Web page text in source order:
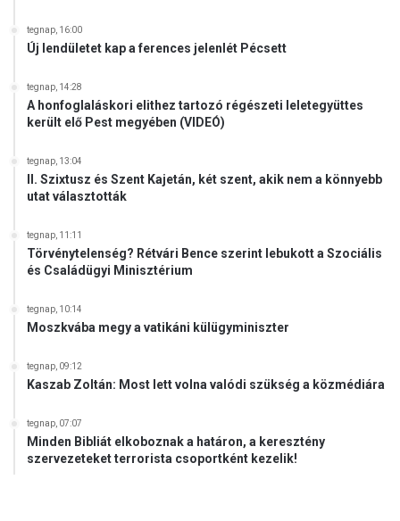
tegnap, 16:00
Új lendületet kap a ferences jelenlét Pécsett
tegnap, 14:28
A honfoglaláskori elithez tartozó régészeti leletegyüttes
került elő Pest megyében (VIDEÓ)
tegnap, 13:04
II. Szixtusz és Szent Kajetán, két szent, akik nem a könnyebb
utat választották
tegnap, 11:11
Törvénytelenség? Rétvári Bence szerint lebukott a Szociális
és Családügyi Minisztérium
tegnap, 10:14
Moszkvába megy a vatikáni külügyminiszter
tegnap, 09:12
Kaszab Zoltán: Most lett volna valódi szükség a közmédiára
tegnap, 07:07
Minden Bibliát elkoboznak a határon, a keresztény
szervezeteket terrorista csoportként kezelik!